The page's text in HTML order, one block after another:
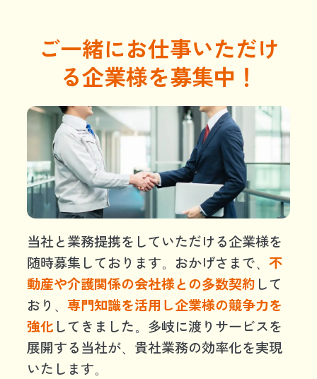
ご一緒にお仕事いただけ
る企業様を募集中！
当社と業務提携をしていただける企業様を
随時募集しております。おかげさまで、不
動産や介護関係の会社様との多数契約 して
おり、専門知識を活用し企業様の競争力を
強化 してきました。多岐に渡りサービスを
展開する当社が、貴社業務の効率化を実現
いたします。